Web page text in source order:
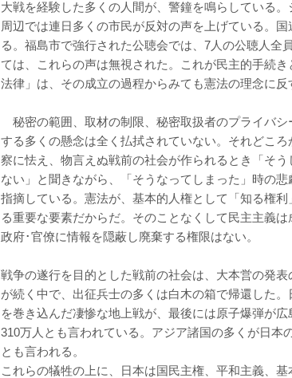
大戦を経験した多くの人間が、警鐘を鳴らしている
周辺では連日多くの市民が反対の声を上げている。
る。福島市で強行された公聴会では、7人の公聴人全
ては、これらの声は無視された。これが民主的手続
法律」は、その成立の過程からみても憲法の理念に反
秘密の範囲、取材の制限、秘密取扱者のプライバ
する多くの懸念は全く払拭されていない。それどこ
察に怯え、物言えぬ戦前の社会が作られるとき「そ
ない」と聞きながら、「そうなってしまった」時の
指摘している。憲法が、基本的人権として「知る権
る重要な要素だからだ。そのことなくして民主主義
政府･官僚に情報を隠蔽し廃棄する権限はない。
戦争の遂行を目的とした戦前の社会は、大本営の発
が続く中で、出征兵士の多くは白木の箱で帰還した
を巻き込んだ凄惨な地上戦が、最後には原子爆弾が
310万人とも言われている。アジア諸国の多くが日本
とも言われる。
これらの犠牲の上に、日本は国民主権、平和主義、